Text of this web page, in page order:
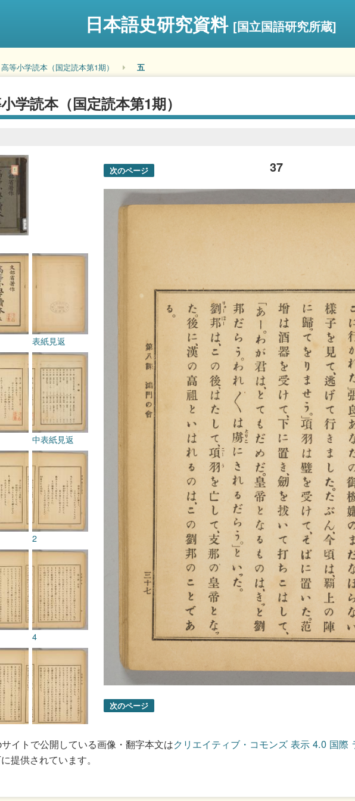
日本語史研究資料 [国立国語研究所蔵]
高等小学読本（国定読本第1期） 五
学読本（国定読本第1期）
37
次のページ
次のページ
表紙見返
中表紙見返
2
4
イトで公開している画像・翻字本文はクリエイティブ・コモンズ 表示 4.0 国際
提供されています。